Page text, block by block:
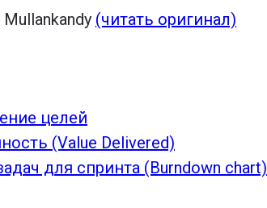
(читать оригинал)
целей
(Value Delivered)
для спринта (Burndown chart)